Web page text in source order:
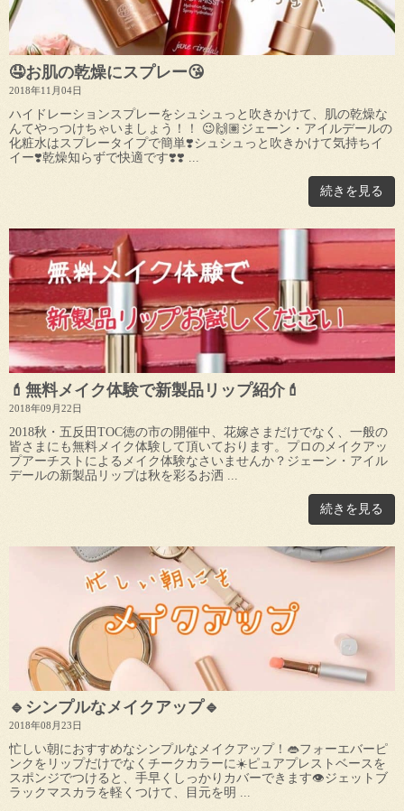
🤤お肌の乾燥にスプレー😘
2018年11月04日
ハイドレーションスプレーをシュシュっと吹きかけて、肌の乾燥な
んてやっつけちゃいましょう！！ 😉🙌🏽ジェーン・アイルデールの
化粧水はスプレータイプで簡単❣️シュシュっと吹きかけて気持ちイ
イー❣️乾燥知らずで快適です❣️❣️ ...
続きを見る
💄無料メイク体験で新製品リップ紹介💄
2018年09月22日
2018秋・五反田TOC徳の市の開催中、花嫁さまだけでなく、一般の
皆さまにも無料メイク体験して頂いております。プロのメイクアッ
プアーチストによるメイク体験なさいませんか？ジェーン・アイル
デールの新製品リップは秋を彩るお洒 ...
続きを見る
🔹シンプルなメイクアップ🔹
2018年08月23日
忙しい朝におすすめなシンプルなメイクアップ！👄フォーエバーピ
ンクをリップだけでなくチークカラーに☀️ピュアプレストベースを
スポンジでつけると、手早くしっかりカバーできます👁️ジェットブ
ラックマスカラを軽くつけて、目元を明 ...